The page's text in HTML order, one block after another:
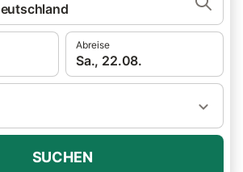
Abreise
Sa., 22.08.
SUCHEN